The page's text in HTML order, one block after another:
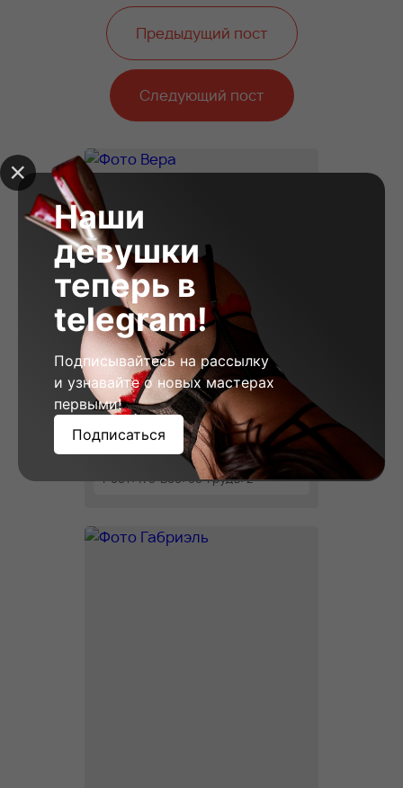
Предыдущий пост
Следующий пост
Вера, 23
Рост: 178 Вес: 58 Грудь: 2
Наши
девушки
теперь в
telegram!
Подписывайтесь на рассылку
и узнавайте о новых мастерах
первыми!
Подписаться